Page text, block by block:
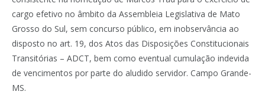
cargo efetivo no âmbito da Assembleia Legislativa de Mato
Grosso do Sul, sem concurso público, em inobservância ao
disposto no art. 19, dos Atos das Disposições Constitucionais
Transitórias – ADCT, bem como eventual cumulação indevida
de vencimentos por parte do aludido servidor. Campo Grande-
MS.